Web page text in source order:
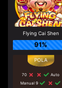
Flying Cai Shen
91%
70
Auto
Manual 9